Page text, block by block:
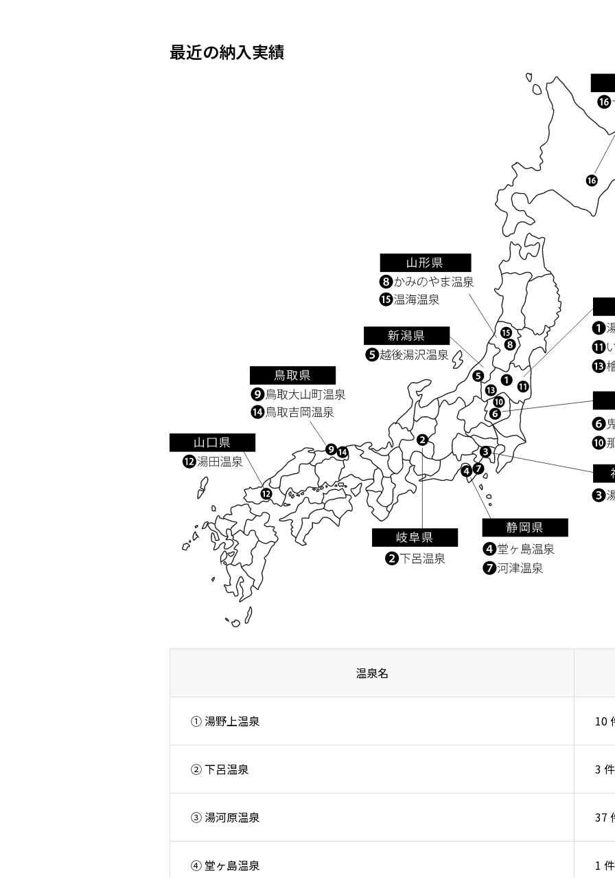
最近の納入実績
温泉名
① 湯野上温泉 10
② 下呂温泉 3 件
③ 湯河原温泉 37
④ 堂ヶ島温泉 1 件